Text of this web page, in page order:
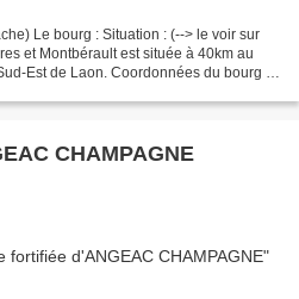
Le bourg : Situation : (--> le voir sur
et Montbérault est située à 40km au
Est de Laon. Coordonnées du bourg :
CHAMPAGNE